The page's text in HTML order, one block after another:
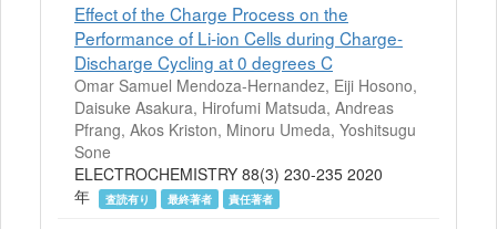
Effect of the Charge Process on the
Performance of Li-ion Cells during Charge-
Discharge Cycling at 0 degrees C
Omar Samuel Mendoza-Hernandez, Eiji Hosono,
Daisuke Asakura, Hirofumi Matsuda, Andreas
Pfrang, Akos Kriston, Minoru Umeda, Yoshitsugu
Sone
ELECTROCHEMISTRY 88(3) 230-235 2020
年
査読有り 最終著者 責任著者